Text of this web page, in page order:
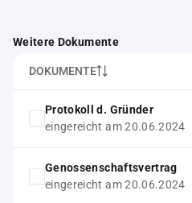
Weitere Dokumente
DOKUMENTE
Protokoll d. Gründer
eingereicht am 20.06.2024
Genossenschaftsvertrag
eingereicht am 20.06.2024